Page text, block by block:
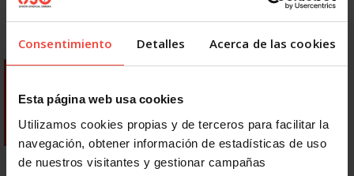
Consentimiento Detalles Acerca de las cookies
Esta página web usa cookies
Utilizamos cookies propias y de terceros para facilitar la
navegación, obtener información de estadísticas de uso
de nuestros visitantes y gestionar campañas